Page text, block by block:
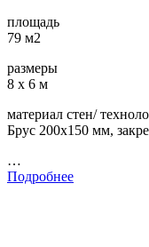
площадь
79 м2
размеры
8 х 6 м
материал стен/
Брус 200х150 мм,
…
Подробнее